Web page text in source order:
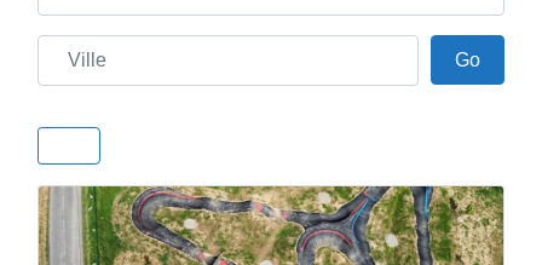
Ville GoGo